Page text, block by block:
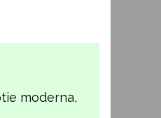
moderna,